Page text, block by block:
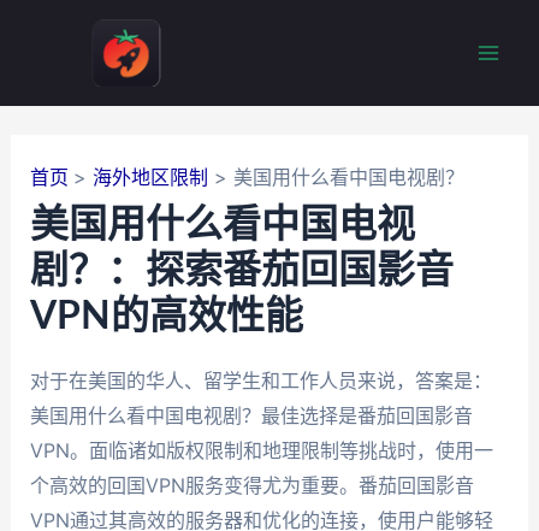
首页 海外地区限制 美国用什么看中国电视剧？
美国用什么看中国电视
剧？：探索番茄回国影音
VPN的高效性能
对于在美国的华人、留学生和工作人员来说，答案是：
美国用什么看中国电视剧？最佳选择是番茄回国影音
VPN。面临诸如版权限制和地理限制等挑战时，使用一
个高效的回国VPN服务变得尤为重要。番茄回国影音
VPN通过其高效的服务器和优化的连接，使用户能够轻